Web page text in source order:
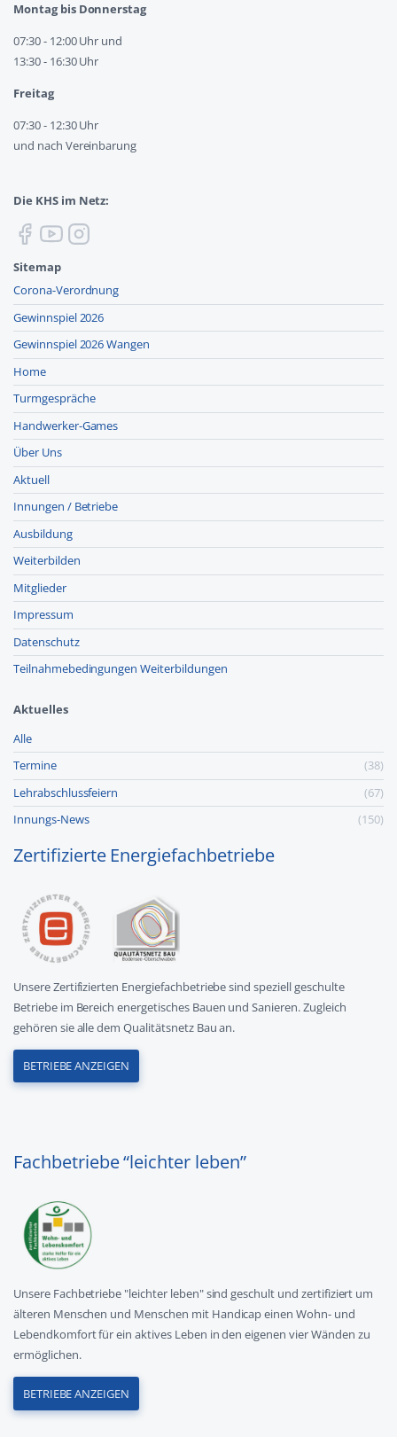
Montag bis Donnerstag
07:30 - 12:00 Uhr und
13:30 - 16:30 Uhr
Freitag
07:30 - 12:30 Uhr
und nach Vereinbarung
Die KHS im Netz:
Sitemap
Corona-Verordnung
Gewinnspiel 2026
Gewinnspiel 2026 Wangen
Home
Turmgespräche
Handwerker-Games
Über Uns
Aktuell
Innungen / Betriebe
Ausbildung
Weiterbilden
Mitglieder
Impressum
Datenschutz
Teilnahmebedingungen Weiterbildungen
Aktuelles
Alle
Termine
(38)
Lehr­abschluss­feiern
(67)
Innungs-News
(150)
Zertifizierte Energiefachbetriebe
Unsere Zertifizierten Energiefachbetriebe sind speziell geschulte
Betriebe im Bereich energetisches Bauen und Sanieren. Zugleich
gehören sie alle dem Qualitätsnetz Bau an.
BETRIEBE ANZEIGEN
Fachbetriebe “leichter leben”
Unsere Fachbetriebe "leichter leben" sind geschult und zertifiziert um
älteren Menschen und Menschen mit Handicap einen Wohn- und
Lebendkomfort für ein aktives Leben in den eigenen vier Wänden zu
ermöglichen.
BETRIEBE ANZEIGEN